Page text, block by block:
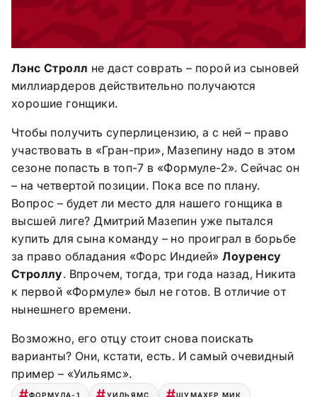
Лэнс Стролл не даст соврать – порой из сыновей
миллиардеров действительно получаются
хорошие гонщики.
Чтобы получить суперлицензию, а с ней – право
участвовать в «Гран-при», Мазепину надо в этом
сезоне попасть в топ-7 в «Формуле-2». Сейчас он
– на четвертой позиции. Пока все по плану.
Вопрос – будет ли место для нашего гонщика в
высшей лиге? Дмитрий Мазепин уже пытался
купить для сына команду – но проиграл в борьбе
за право обладания «Форс Индией»Лоуренсу
Строллу. Впрочем, тогда, три года назад, Никита
к первой «Формуле» был не готов. В отличие от
нынешнего времени.
Возможно, его отцу стоит снова поискать
варианты? Они, кстати, есть. И самый очевидный
пример – «Уильямс».
ФОРМУЛА-1 УИЛЬЯМС ШУМАХЕР МИК